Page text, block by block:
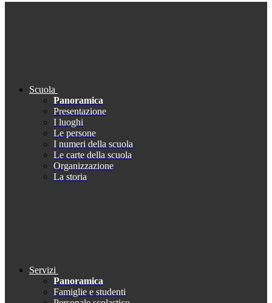
Scuola
Panoramica
Presentazione
I luoghi
Le persone
I numeri della scuola
Le carte della scuola
Organizzazione
La storia
Servizi
Panoramica
Famiglie e studenti